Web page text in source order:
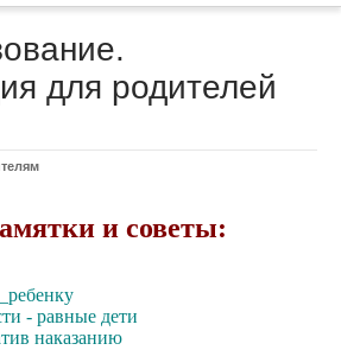
для родителей
и советы:
- равные дети
наказанию